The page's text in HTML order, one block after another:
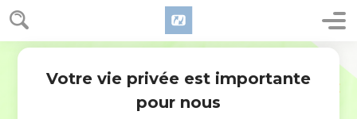
Votre vie privée est importante
pour nous